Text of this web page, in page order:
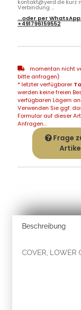
kontakt@yerd.de kurz
Verbindung ...
...oder perWhatsApp
+491796159552
momentan nicht
bitte anfragen)
* letzter verfügbarer
werden keine freien
verfügbaren Lägern
Verwenden Sie ggf.
Formular auf dieser
Anfragen...
Frage
Beschreibung
COVER, LOWER